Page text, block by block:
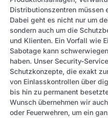
Distributionszentren müssen
Dabei geht es nicht nur um
sondern auch um die
und Klienten. Ein Vorfall wie
Sabotage kann
haben. Unser Security-
Schutzkonzepte, die exakt
von Einlasskontrollen über
bis hin zu permanent
Wunsch übernehmen wir
oder Feuerwehren, um ein